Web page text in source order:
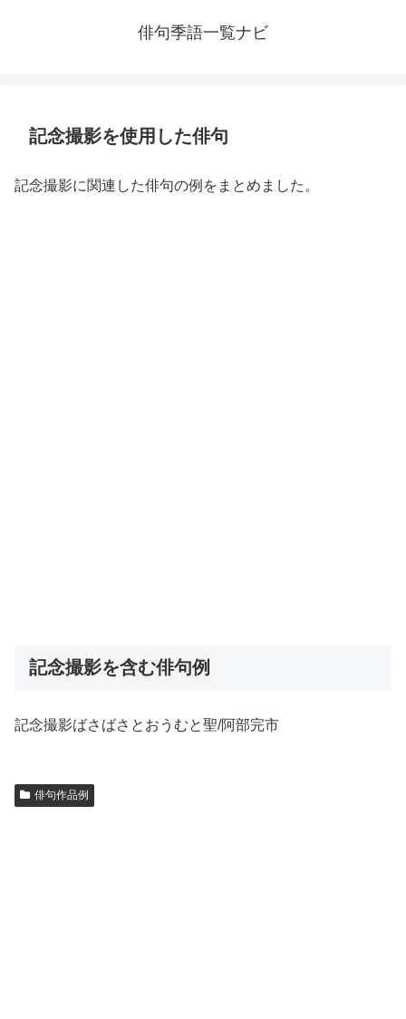
俳句季語一覧ナビ
記念撮影を使用した俳句
記念撮影に関連した俳句の例をまとめました。
記念撮影を含む俳句例
記念撮影ばさばさとおうむと聖/阿部完市
俳句作品例